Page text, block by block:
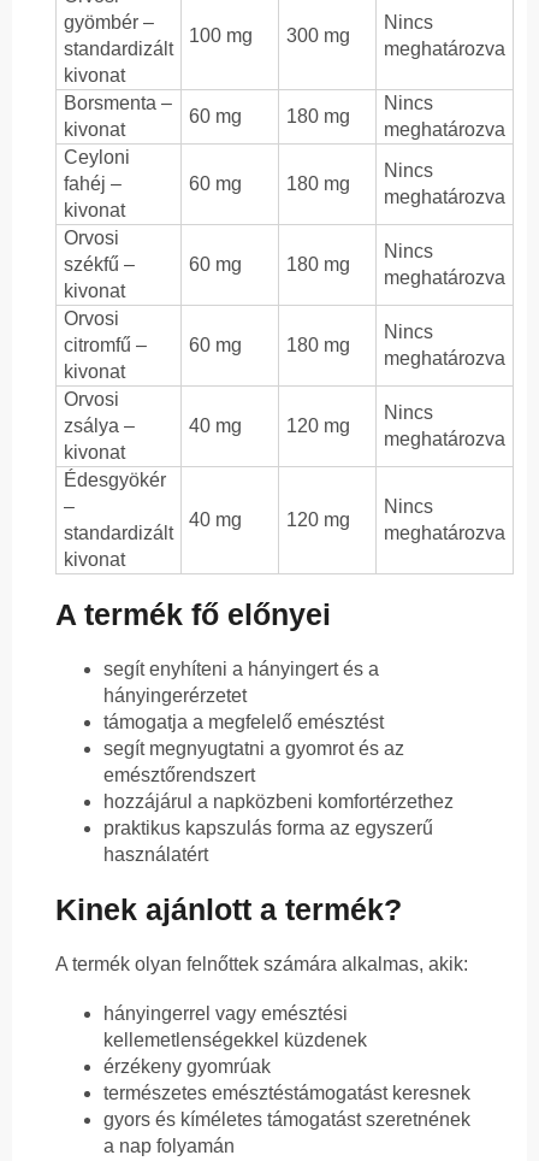
gyömbér –
standardizált
kivonat
100 mg 300 mg
Nincs
meghatározva
Borsmenta –
kivonat
60 mg 180 mg
Nincs
meghatározva
Ceyloni
fahéj –
kivonat
60 mg 180 mg
Nincs
meghatározva
Orvosi
székfű –
kivonat
60 mg 180 mg
Nincs
meghatározva
Orvosi
citromfű –
kivonat
60 mg 180 mg
Nincs
meghatározva
Orvosi
zsálya –
kivonat
40 mg 120 mg
Nincs
meghatározva
Édesgyökér
–
standardizált
kivonat
40 mg 120 mg
Nincs
meghatározva
A termék fő előnyei
segít enyhíteni a hányingert és a
hányingerérzetet
támogatja a megfelelő emésztést
segít megnyugtatni a gyomrot és az
emésztőrendszert
hozzájárul a napközbeni komfortérzethez
praktikus kapszulás forma az egyszerű
használatért
Kinek ajánlott a termék?
A termék olyan felnőttek számára alkalmas, akik:
hányingerrel vagy emésztési
kellemetlenségekkel küzdenek
érzékeny gyomrúak
természetes emésztéstámogatást keresnek
gyors és kíméletes támogatást szeretnének
a nap folyamán